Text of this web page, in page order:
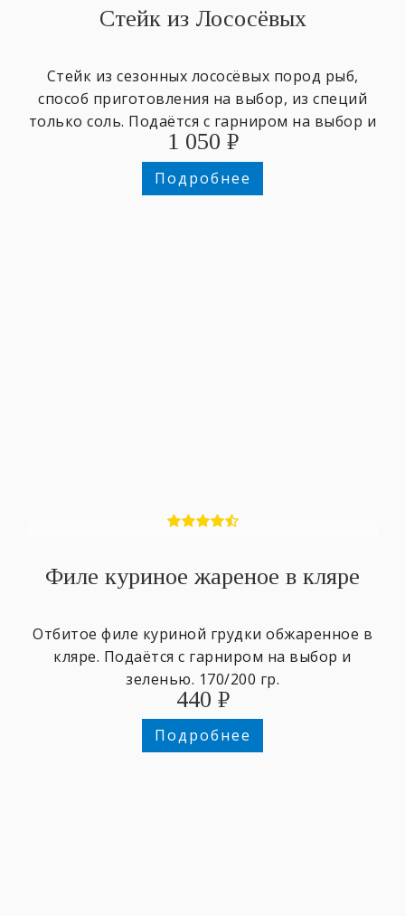
Стейк из Лососёвых
Стейк из сезонных лососёвых пород рыб,
способ приготовления на выбор, из специй
только соль. Подаётся с гарниром на выбор и
зеленью.
1 050 ₽
Подробнее
Филе куриное жареное в кляре
Отбитое филе куриной грудки обжаренное в
кляре. Подаётся с гарниром на выбор и
зеленью. 170/200 гр.
440 ₽
Подробнее